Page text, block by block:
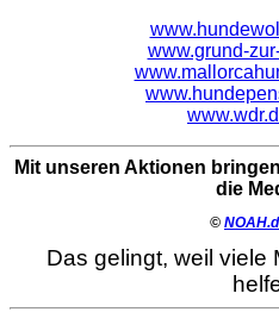
www.grund-
Mit unseren Aktionen
die
©
Das gelingt, weil viele